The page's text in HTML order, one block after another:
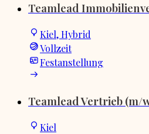
Teamlead
Kiel, Hybrid
Vollzeit
Festanstellung
Teamlead Vertrieb (m/
Kiel